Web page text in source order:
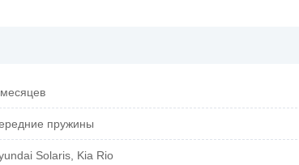
пружины
Solaris, Kia Rio